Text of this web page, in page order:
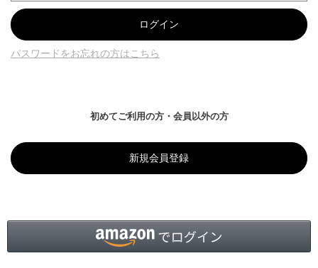
パスワードをお忘れの方はこちら
初めてご利用の方・会員以外の方